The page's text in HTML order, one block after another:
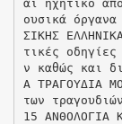
αι ηχητικό
ουσικά
ΣΙΚΗΣ
τικές
ν καθώς και
Α ΤΡΑΓΟΥΔΙΑ
των
15 ΑΝΘΟΛΟΓΙΑ